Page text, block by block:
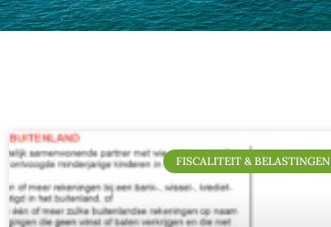
FISCALITEIT & BELASTINGEN